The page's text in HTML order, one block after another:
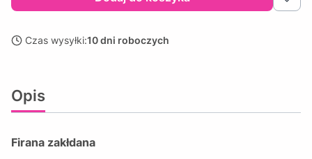
Czas wysyłki:10 dni roboczych
Opis
Firana zakłdana